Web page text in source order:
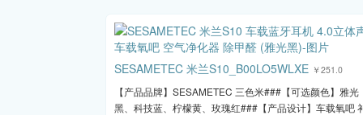
SESAMETEC 米兰S10_B00LO5WLXE ￥251.0
【产品品牌】SESAMETEC 三色米###【可选颜色】雅光
黑、科技蓝、柠檬黄、玫瑰红###【产品设计】车载氧吧